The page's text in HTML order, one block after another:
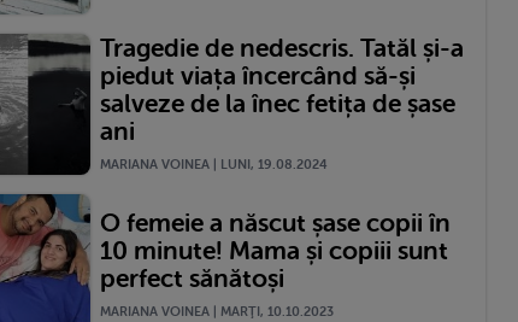
Tragedie de nedescris. Tatăl și-a
piedut viața încercând să-și
salveze de la înec fetița de șase
ani
MARIANA VOINEA | LUNI, 19.08.2024
O femeie a născut șase copii în
10 minute! Mama și copiii sunt
perfect sănătoși
MARIANA VOINEA | MARŢI, 10.10.2023